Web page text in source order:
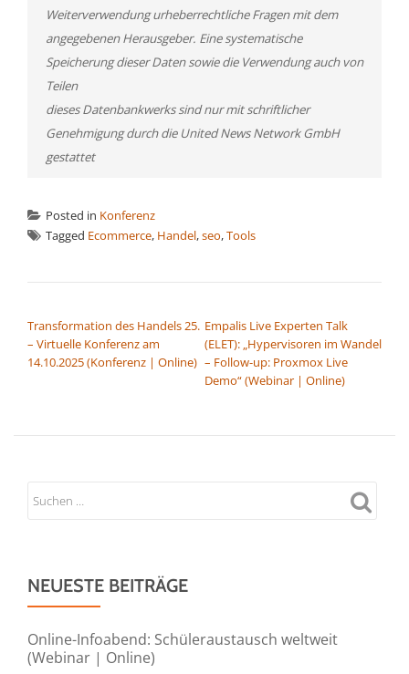
Weiterverwendung urheberrechtliche Fragen mit dem
angegebenen Herausgeber. Eine systematische
Speicherung dieser Daten sowie die Verwendung auch von
Teilen
dieses Datenbankwerks sind nur mit schriftlicher
Genehmigung durch die United News Network GmbH
gestattet
Posted in Konferenz
Tagged Ecommerce, Handel,seo,Tools
Transformation des Handels 25.
– Virtuelle Konferenz am
14.10.2025 (Konferenz | Online)
Empalis Live Experten Talk
(ELET): „Hypervisoren im Wandel
– Follow-up: Proxmox Live
Demo“ (Webinar | Online)
NEUESTE BEITRÄGE
Online-Infoabend: Schüleraustausch weltweit
(Webinar | Online)